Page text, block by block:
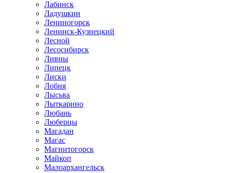
Лабинск
Ладушкин
Лениногорск
Ленинск-Кузнецкий
Лесной
Лесосибирск
Ливны
Липецк
Лиски
Лобня
Лысьва
Лыткарино
Любань
Люберцы
Магадан
Магас
Магнитогорск
Майкоп
Малоархангельск